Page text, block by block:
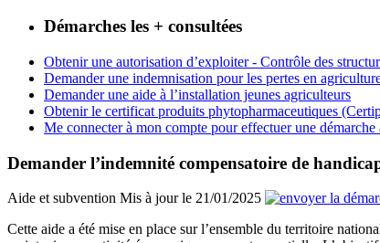
Démarches les + consultées
Obtenir une autorisation d’exploiter - Contrôle des
Demander une indemnisation pour les pertes en
Demander une aide à l’installation jeunes agriculteurs
Obtenir le certificat produits phytopharmaceutiques
Me connecter à mon compte pour effectuer une démarche
Demander l’indemnité compensatoire de
Aide et subvention Mis à jour le 21/01/2025
Cette aide a été mise en place sur l’ensemble du territoire